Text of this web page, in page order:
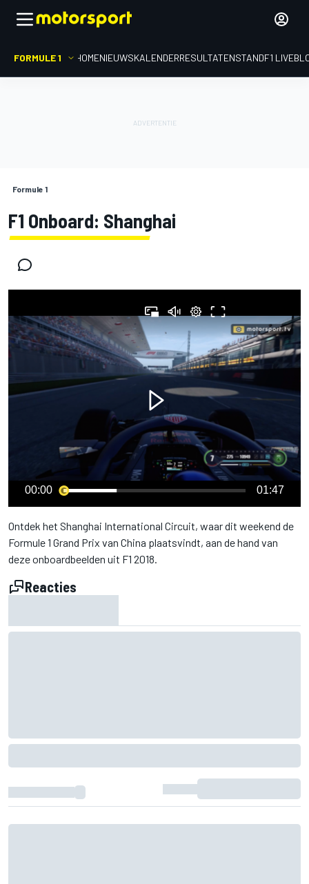
FORMULE 1 HOMENIEUWSKALENDERRESULTATENSTANDF1
Formule 1
F1 Onboard: Shanghai
00:00 01:47
Ontdek het Shanghai International Circuit, waar dit weekend de
Formule 1 Grand Prix van China plaatsvindt, aan de hand van
deze onboardbeelden uit F1 2018.
Reacties